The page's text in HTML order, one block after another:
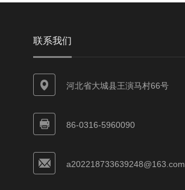
联系我们
河北省大城县王演马村66号
86-0316-5960090
a202218733639248@163.com